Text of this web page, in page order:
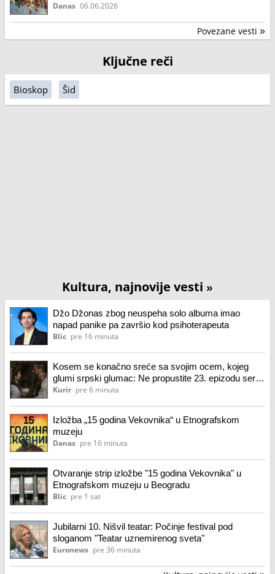
Danas 06.06.2026
Povezane vesti »
Ključne reči
Bioskop Šid
Kultura, najnovije vesti »
Džo Džonas zbog neuspeha solo albuma imao
napad panike pa završio kod psihoterapeuta
Blic pre 16 minuta
Kosem se konačno sreće sa svojim ocem, kojeg
glumi srpski glumac: Ne propustite 23. epizodu serije
"Sultanija Kosem", samo na Kurir televiziji
Kurir pre 6 minuta
Izložba „15 godina Vekovnika“ u Etnografskom
muzeju
Danas pre 16 minuta
Otvaranje strip izložbe "15 godina Vekovnika" u
Etnografskom muzeju u Beogradu
Blic pre 1 sat
Jubilarni 10. Nišvil teatar: Počinje festival pod
sloganom "Teatar uznemirenog sveta"
Euronews pre 36 minuta